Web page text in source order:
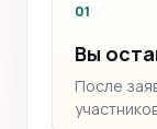
01
Вы
После